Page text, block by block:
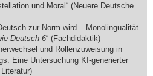
und Moral“ (Neuere Deutsche
zur Norm wird – Monolingualität
Deutsch 6“ (Fachdidaktik)
und Rollenzuweisung in
Eine Untersuchung KI-generierter